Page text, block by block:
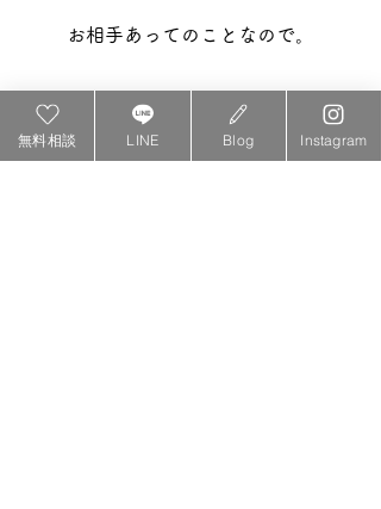
お相手あってのことなので。
無料相談 LINE Blog Instagram